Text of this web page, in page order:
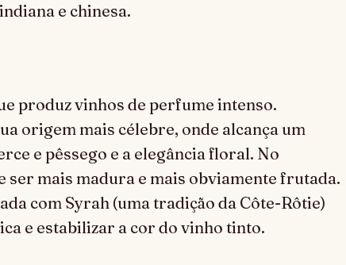
e chinesa.
produz vinhos de perfume intenso.
origem mais célebre, onde alcança um
e pêssego e a elegância floral. No
ser mais madura e mais obviamente frutada.
com Syrah (uma tradição da Côte-Rôtie)
e estabilizar a cor do vinho tinto.